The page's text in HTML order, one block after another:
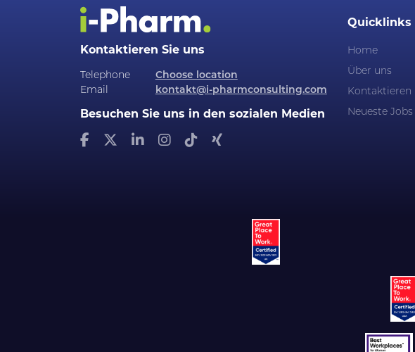
Kontaktieren Sie uns
Telephone
Choose location
Email
kontakt@i-pharmconsulting.com
Besuchen Sie uns in den sozialen Medien
Quicklinks
Home
Über uns
Kontaktieren
Neueste Jobs